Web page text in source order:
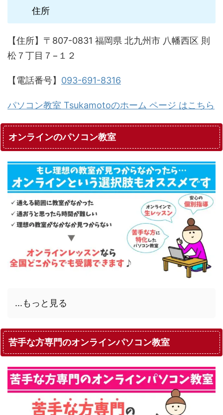
住所
【住所】〒807-0831 福岡県 北九州市 八幡西区 則
松７丁目７−１２
【電話番号】 093-691-8316
パソコン教室 Tsukamotoのホーム ページ はこちら
オンラインのパソコン教室
...もっと見る
苦手な方専門のオンラインパソコン教室